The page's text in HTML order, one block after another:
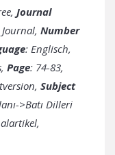
Journal
Number
: Englisch,
Page: 74-83,
Subject
>Batı Dilleri